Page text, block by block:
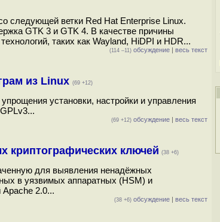
следующей ветки Red Hat Enterprise Linux.
GTK 3 и GTK 4. В качестве причины
таких как Wayland, HiDPI и HDR...
(114 –11) обсуждение | весь текст
из Linux (69 +12)
установки, настройки и управления
(69 +12) обсуждение | весь текст
криптографических ключей (38 +6)
для выявления ненадёжных
в уязвимых аппаратных (HSM) и
2.0...
(38 +6) обсуждение | весь текст